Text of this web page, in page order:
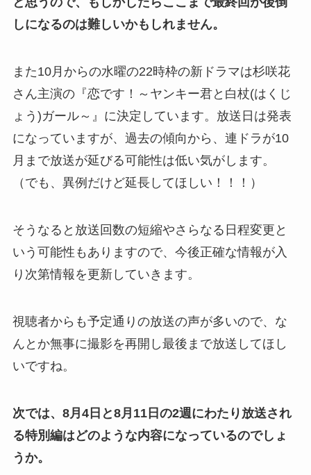
しになるのは難しいかもしれません。
また10月からの水曜の22時枠の新ドラマは杉咲花
さん主演の『恋です！～ヤンキー君と白杖(はくじ
ょう)ガール～』に決定しています。放送日は発表
になっていますが、過去の傾向から、連ドラが10
月まで放送が延びる可能性は低い気がします。
（でも、異例だけど延長してほしい！！！）
そうなると放送回数の短縮やさらなる日程変更と
いう可能性もありますので、今後正確な情報が入
り次第情報を更新していきます。
視聴者からも予定通りの放送の声が多いので、な
んとか無事に撮影を再開し最後まで放送してほし
いですね。
次では、8月4日と8月11日の2週にわたり放送され
る特別編はどのような内容になっているのでしょ
うか。